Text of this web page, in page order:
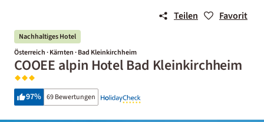
Teilen Favorit
Nachhaltiges Hotel
Österreich · Kärnten · Bad Kleinkirchheim
COOEE alpin Hotel Bad Kleinkirchheim
97% 69 Bewertungen